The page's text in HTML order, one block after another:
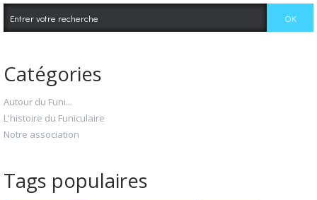
Catégories
Autour du Funi...
L'histoire du Funiculaire
Notre association
Tags populaires